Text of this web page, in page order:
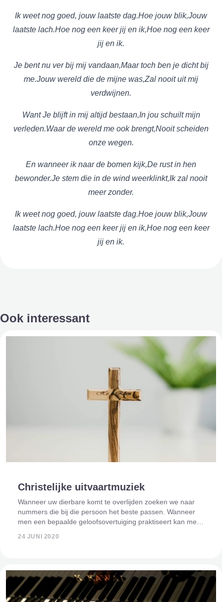
Ik weet nog goed, jouw laatste dag.Hoe jouw blik,Jouw
laatste lach.Hoe nog een keer jij en ik,Hoe nog een keer
jij en ik.
Je bent nu ver bij mij vandaan,Maar toch ben je dicht bij
me.Jouw wereld die de mijne was,Zal nooit uit mij
verdwijnen.
Want Je blijft in mij altijd bestaan,In jou schuilt mijn
verleden.Waar de wereld me ook brengt,Nooit scheiden
onze wegen.
En wanneer ik naar de bomen kijk,De rust in hen
bewonder.Je stem die in de wind weerklinkt,Ik zal nooit
meer zonder.
Ik weet nog goed, jouw laatste dag.Hoe jouw blik,Jouw
laatste lach.Hoe nog een keer jij en ik,Hoe nog een keer
jij en ik.
Ook interessant
Christelijke uitvaartmuziek
Wanneer uw dierbare komt te overlijden zoeken we naar
nummers die bij die persoon het beste passen. Wanneer
men een bepaalde geloofsovertuiging praktiseert kan men
24 JUNI 2020